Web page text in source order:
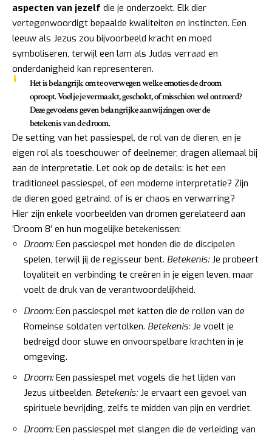
aspecten van jezelf die je onderzoekt. Elk dier
vertegenwoordigt bepaalde kwaliteiten en instincten. Een
leeuw als Jezus zou bijvoorbeeld kracht en moed
symboliseren, terwijl een lam als Judas verraad en
onderdanigheid kan representeren.
Het is belangrijk om te overwegen welke emoties de droom
oproept. Voel je je vermaakt, geschokt, of misschien wel ontroerd?
Deze gevoelens geven belangrijke aanwijzingen over de
betekenis van de droom.
De setting van het passiespel, de rol van de dieren, en je
eigen rol als toeschouwer of deelnemer, dragen allemaal bij
aan de interpretatie. Let ook op de details: is het een
traditioneel passiespel, of een moderne interpretatie? Zijn
de dieren goed getraind, of is er chaos en verwarring?
Hier zijn enkele voorbeelden van dromen gerelateerd aan
‘Droom 8’ en hun mogelijke betekenissen:
Droom:Een passiespel met honden die de discipelen
spelen, terwijl jij de regisseur bent. Betekenis:Je probeert
loyaliteit en verbinding te creëren in je eigen leven, maar
voelt de druk van de verantwoordelijkheid.
Droom:Een passiespel met katten die de rollen van de
Romeinse soldaten vertolken. Betekenis:Je voelt je
bedreigd door sluwe en onvoorspelbare krachten in je
omgeving.
Droom:Een passiespel met vogels die het lijden van
Jezus uitbeelden. Betekenis:Je ervaart een gevoel van
spirituele bevrijding, zelfs te midden van pijn en verdriet.
Droom:Een passiespel met slangen die de verleiding van